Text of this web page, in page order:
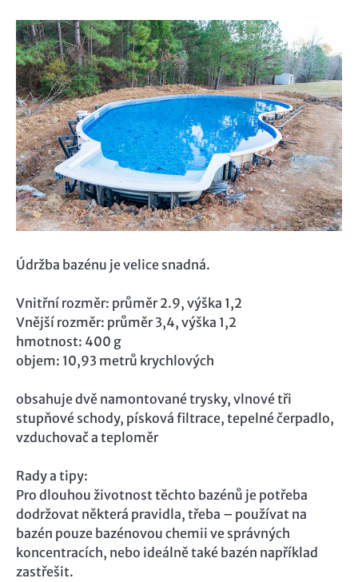
Údržba bazénu je velice snadná.
Vnitřní rozměr: průměr 2.9, výška 1,2
Vnější rozměr: průměr 3,4, výška 1,2
hmotnost: 400 g
objem: 10,93 metrů krychlových
obsahuje dvě namontované trysky, vlnové tři
stupňové schody, písková filtrace, tepelné čerpadlo,
vzduchovač a teploměr
Rady a tipy:
Pro dlouhou životnost těchto bazénů je potřeba
dodržovat některá pravidla, třeba – používat na
bazén pouze bazénovou chemii ve správných
koncentracích, nebo ideálně také bazén například
zastřešit.